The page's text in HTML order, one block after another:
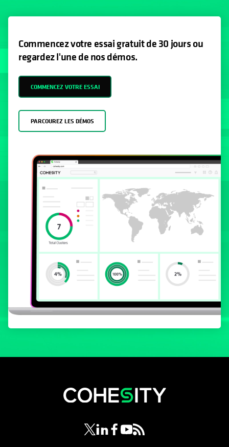
Commencez votre essai gratuit de 30 jours ou
regardez l'une de nos démos.
COMMENCEZ VOTRE ESSAI
PARCOUREZ LES DÉMOS
s’ouvre dans un nouvel onglet
s’ouvre dans un nouvel onglet
s’ouvre dans un nouvel onglet
s’ouvre dans un nouvel
s’ouvre dans un nouvel